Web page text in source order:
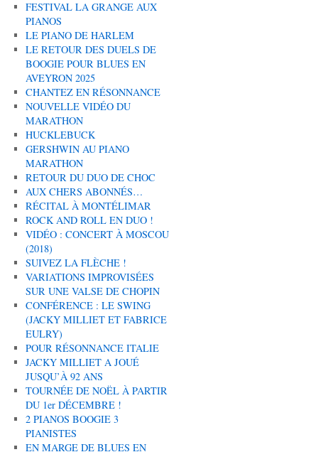
FESTIVAL LA GRANGE AUX
PIANOS
LE PIANO DE HARLEM
LE RETOUR DES DUELS DE
BOOGIE POUR BLUES EN
AVEYRON 2025
CHANTEZ EN RÉSONNANCE
NOUVELLE VIDÉO DU
MARATHON
HUCKLEBUCK
GERSHWIN AU PIANO
MARATHON
RETOUR DU DUO DE CHOC
AUX CHERS ABONNÉS…
RÉCITAL À MONTÉLIMAR
ROCK AND ROLL EN DUO !
VIDÉO : CONCERT À MOSCOU
(2018)
SUIVEZ LA FLÈCHE !
VARIATIONS IMPROVISÉES
SUR UNE VALSE DE CHOPIN
CONFÉRENCE : LE SWING
(JACKY MILLIET ET FABRICE
EULRY)
POUR RÉSONNANCE ITALIE
JACKY MILLIET A JOUÉ
JUSQU’À 92 ANS
TOURNÉE DE NOËL À PARTIR
DU 1er DÉCEMBRE !
2 PIANOS BOOGIE 3
PIANISTES
EN MARGE DE BLUES EN